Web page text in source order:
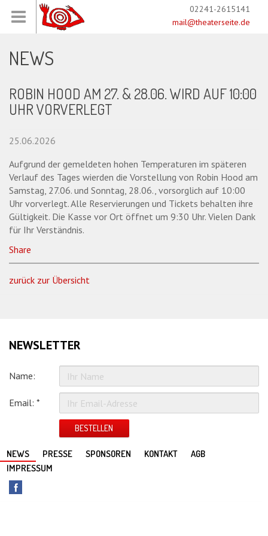
02241-2615141
mail@theaterseite.de
NEWS
ROBIN HOOD AM 27. & 28.06. WIRD AUF 10:00
UHR VORVERLEGT
25.06.2026
Aufgrund der gemeldeten hohen Temperaturen im späteren
Verlauf des Tages wierden die Vorstellung von Robin Hood am
Samstag, 27.06. und Sonntag, 28.06., vorsorglich auf 10:00
Uhr vorverlegt. Alle Reservierungen und Tickets behalten ihre
Gültigkeit. Die Kasse vor Ort öffnet um 9:30 Uhr. Vielen Dank
für Ihr Verständnis.
Share
zurück zur Übersicht
NEWSLETTER
Name:
Email: *
BESTELLEN
NEWS PRESSE SPONSOREN KONTAKT
AGB
IMPRESSUM